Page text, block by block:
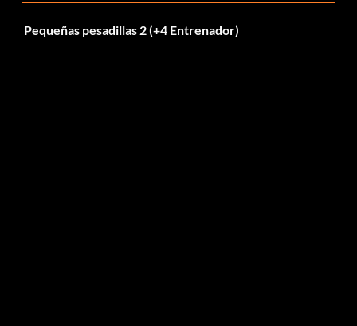
Pequeñas pesadillas 2 (+4 Entrenador)